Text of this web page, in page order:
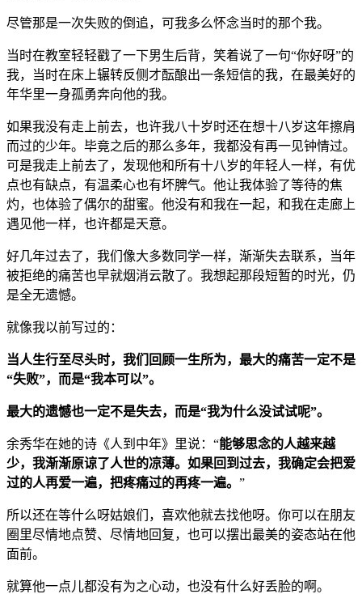
尽管那是一次失败的倒追，可我多么怀念当时的那个我。
当时在教室轻轻戳了一下男生后背，笑着说了一句“你好呀”的
我，当时在床上辗转反侧才酝酿出一条短信的我，在最美好的
年华里一身孤勇奔向他的我。
如果我没有走上前去，也许我八十岁时还在想十八岁这年擦肩
而过的少年。毕竟之后的那么多年，我都没有再一见钟情过。
可是我走上前去了，发现他和所有十八岁的年轻人一样，有优
点也有缺点，有温柔心也有坏脾气。他让我体验了等待的焦
灼，也体验了偶尔的甜蜜。他没有和我在一起，和我在走廊上
遇见他一样，也许都是天意。
好几年过去了，我们像大多数同学一样，渐渐失去联系，当年
被拒绝的痛苦也早就烟消云散了。我想起那段短暂的时光，仍
是全无遗憾。
就像我以前写过的：
当人生行至尽头时，我们回顾一生所为，最大的痛苦一定不是
“失败”，而是“我本可以”。
最大的遗憾也一定不是失去，而是“我为什么没试试呢”。
余秀华在她的诗《人到中年》里说：“能够思念的人越来越
少，我渐渐原谅了人世的凉薄。如果回到过去，我确定会把爱
过的人再爱一遍，把疼痛过的再疼一遍。 ”
所以还在等什么呀姑娘们，喜欢他就去找他呀。你可以在朋友
圈里尽情地点赞、尽情地回复，也可以摆出最美的姿态站在他
面前。
就算他一点儿都没有为之心动，也没有什么好丢脸的啊。